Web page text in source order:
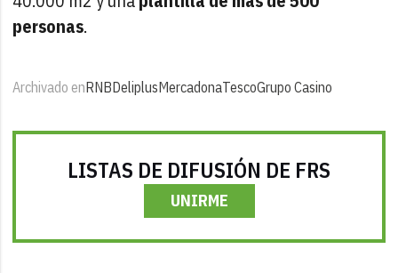
personas.
Archivado enRNBDeliplusMercadonaTescoGrupo Casino
LISTAS DE DIFUSIÓN DE FRS
UNIRME